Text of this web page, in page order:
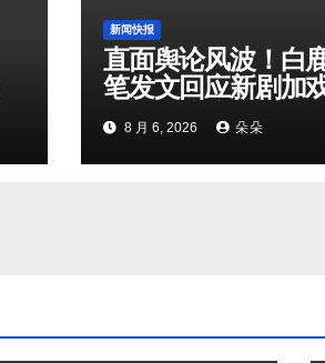
新闻快报
直面舆论风波！白
笔发文回应新剧加
组矛盾暗流涌动
8 月 6, 2026 朵朵